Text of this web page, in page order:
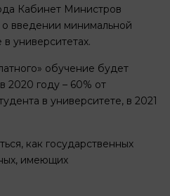
Кабинет Министров
введении минимальной
университетах.
обучение будет
2020 году – 60% от
в университете, в 2021
как государственных
имеющих